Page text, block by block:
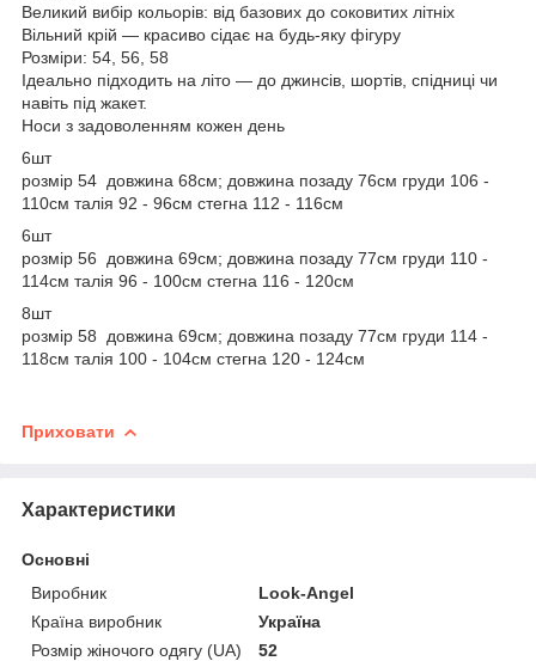
Великий вибір кольорів: від базових до cоковитих літніх
Вільний крій — красиво сідає на будь-яку фігуру
Розміри: 54, 56, 58
Ідеально підходить на літо — до джинсів, шортів, спідниці чи
навіть під жакет.
Носи з задоволенням кожен день
6шт
розмір 54 довжина 68см; довжина позаду 76см груди 106 -
110см талія 92 - 96см стегна 112 - 116см
6шт
розмір 56 довжина 69см; довжина позаду 77см груди 110 -
114см талія 96 - 100см стегна 116 - 120см
8шт
розмір 58 довжина 69см; довжина позаду 77см груди 114 -
118см талія 100 - 104см стегна 120 - 124см
Приховати
Характеристики
Основні
Виробник
Look-Angel
Країна виробник
Україна
Розмір жіночого одягу (UA)
52